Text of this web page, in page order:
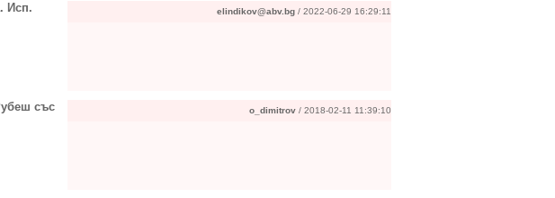
Исп.
elindikov@abv.bg / 2022-06-29 16:29:11
със
o_dimitrov / 2018-02-11 11:39:10